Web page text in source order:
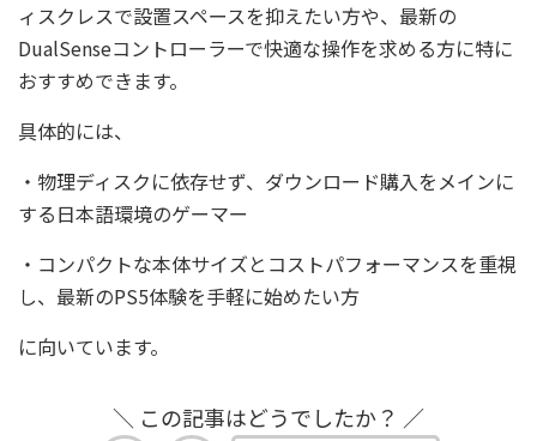
ィスクレスで設置スペースを抑えたい方や、最新の
DualSenseコントローラーで快適な操作を求める方に特に
おすすめできます。
具体的には、
・物理ディスクに依存せず、ダウンロード購入をメインに
する日本語環境のゲーマー
・コンパクトな本体サイズとコストパフォーマンスを重視
し、最新のPS5体験を手軽に始めたい方
に向いています。
＼ この記事はどうでしたか？ ／